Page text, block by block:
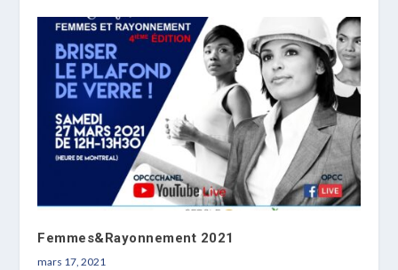
Femmes&Rayonnement 2021
mars 17, 2021